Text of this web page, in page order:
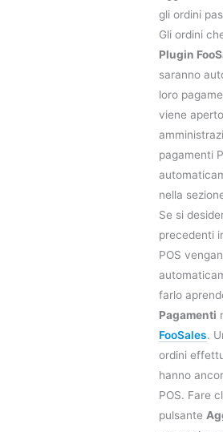
gli ordini
Gli ordini
Plugin
saranno
loro
viene
pagamenti
nella
Se si
precedenti
POS
farlo
Pagamenti
FooSales.
ordini
hanno
POS. Fare
pulsante